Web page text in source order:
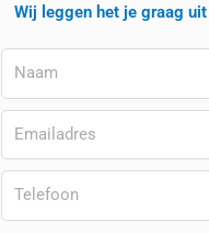
Wij leggen het je graag uit